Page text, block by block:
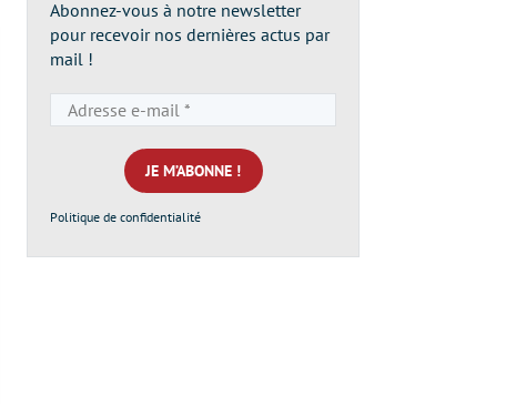
Abonnez-vous à notre newsletter
pour recevoir nos dernières actus par
mail !
e-
mail
*
Politique de confidentialité